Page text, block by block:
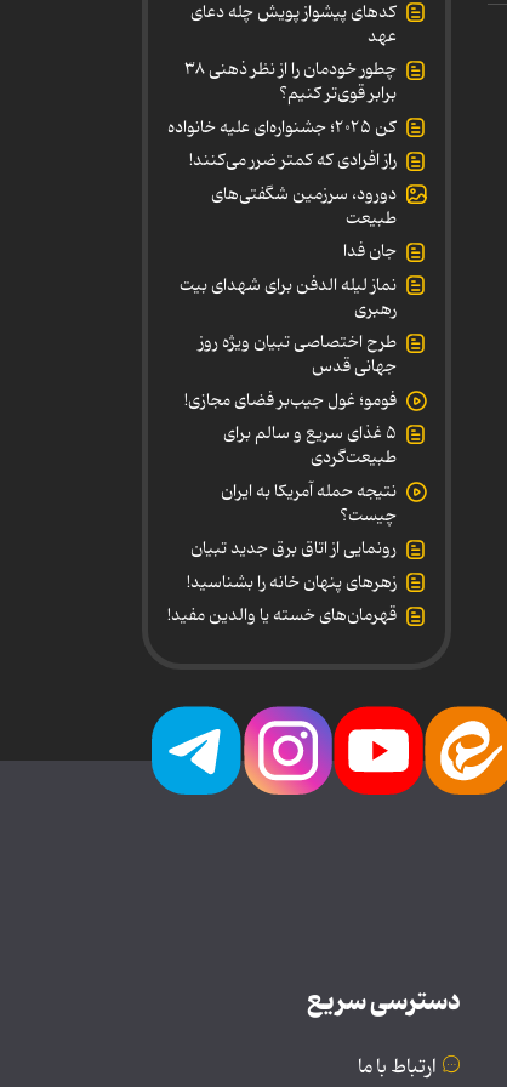
کدهای پیشواز پویش چله دعای
عهد
چطور خودمان را از نظر ذهنی ۳۸
برابر قوی‌تر کنیم؟
کن ۲۰۲۵؛ جشنواره‌ای علیه خانواده
راز افرادی که کمتر ضرر می‌کنند!
دورود، سرزمین شگفتی‌های
طبیعت
جان فدا
نماز لیله الدفن برای شهدای بیت
رهبری
طرح اختصاصی تبیان ویژه روز
جهانی قدس
فومو؛ غول جیب‌بر فضای مجازی!
۵ غذای سریع و سالم برای
طبیعت‌گردی
نتیجه حمله آمریکا به ایران
چیست؟
رونمایی از اتاق برق جدید تبیان
زهرهای پنهان خانه را بشناسید!
قهرمان‌های خسته یا والدین مفید!
دسترسی سریع
ارتباط با ما